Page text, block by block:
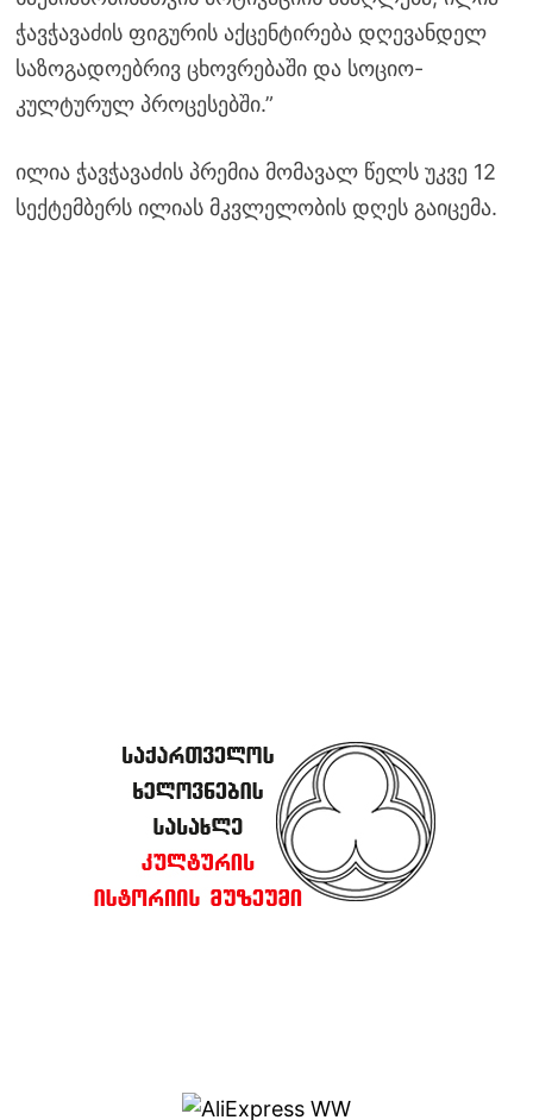
ჭავჭავაძის ფიგურის აქცენტირება დღევანდელ
საზოგადოებრივ ცხოვრებაში და სოციო-
კულტურულ პროცესებში.”
ილია ჭავჭავაძის პრემია მომავალ წელს უკვე 12
სექტემბერს ილიას მკვლელობის დღეს გაიცემა.